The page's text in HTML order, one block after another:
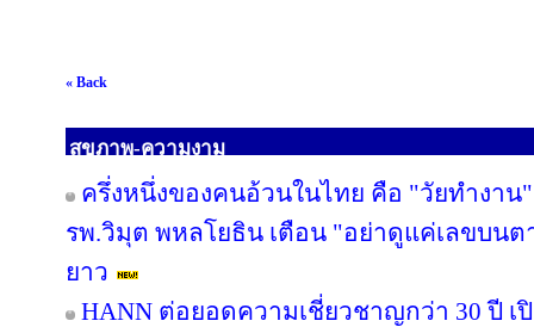
« Back
สุขภาพ-ความงาม
ครึ่งหนึ่งของคนอ้วนในไทย คือ "วัยทำงา
รพ.วิมุต พหลโยธิน เตือน "อย่าดูแค่เลขบน
ยาว
HANN ต่อยอดความเชี่ยวชาญกว่า 30 ปี เ